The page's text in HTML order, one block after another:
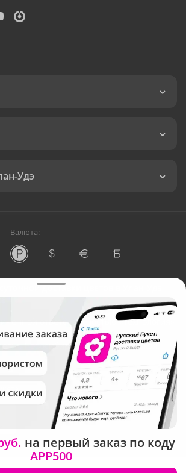
Удэ
Валюта:
доставки цветов в Улан-Удэ
ответственностью «Технология»
ИНН: 5410081997
г. Новосибирск, ул. Ипподромская,
на первый заказ по коду
APP500